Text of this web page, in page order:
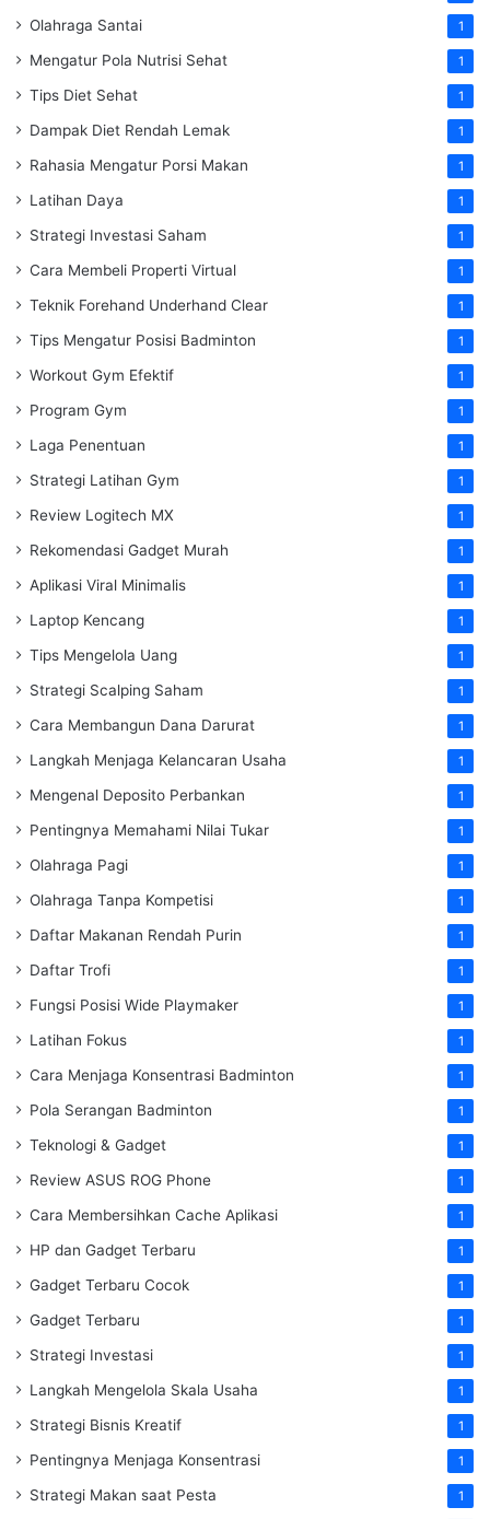
Olahraga Santai 1
Mengatur Pola Nutrisi Sehat 1
Tips Diet Sehat 1
Dampak Diet Rendah Lemak 1
Rahasia Mengatur Porsi Makan 1
Latihan Daya 1
Strategi Investasi Saham 1
Cara Membeli Properti Virtual 1
Teknik Forehand Underhand Clear 1
Tips Mengatur Posisi Badminton 1
Workout Gym Efektif 1
Program Gym 1
Laga Penentuan 1
Strategi Latihan Gym 1
Review Logitech MX 1
Rekomendasi Gadget Murah 1
Aplikasi Viral Minimalis 1
Laptop Kencang 1
Tips Mengelola Uang 1
Strategi Scalping Saham 1
Cara Membangun Dana Darurat 1
Langkah Menjaga Kelancaran Usaha 1
Mengenal Deposito Perbankan 1
Pentingnya Memahami Nilai Tukar 1
Olahraga Pagi 1
Olahraga Tanpa Kompetisi 1
Daftar Makanan Rendah Purin 1
Daftar Trofi 1
Fungsi Posisi Wide Playmaker 1
Latihan Fokus 1
Cara Menjaga Konsentrasi Badminton 1
Pola Serangan Badminton 1
Teknologi & Gadget 1
Review ASUS ROG Phone 1
Cara Membersihkan Cache Aplikasi 1
HP dan Gadget Terbaru 1
Gadget Terbaru Cocok 1
Gadget Terbaru 1
Strategi Investasi 1
Langkah Mengelola Skala Usaha 1
Strategi Bisnis Kreatif 1
Pentingnya Menjaga Konsentrasi 1
Strategi Makan saat Pesta 1